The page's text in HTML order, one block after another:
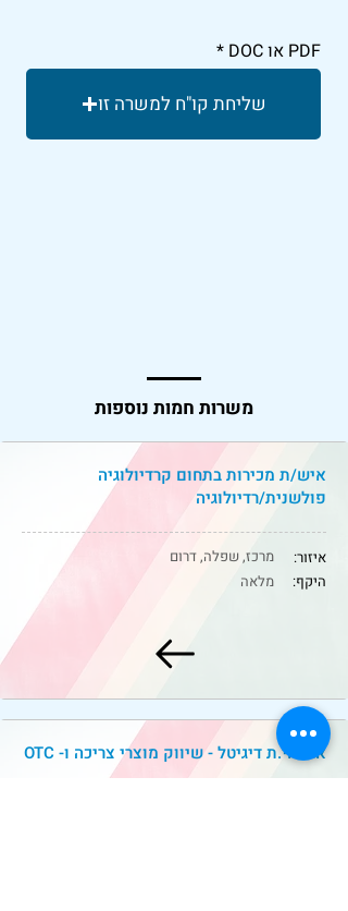
PDF או DOC
שליחת קו"ח למשרה זו
משרות חמות נוספות
איש/ת מכירות בתחום קרדיולוגיה
פולשנית/רדיולוגיה
איזור:
מרכז, שפלה, דרום
היקף:
מלאה
אחראי.ת דיגיטל - שיווק מוצרי צריכה ו- OTC